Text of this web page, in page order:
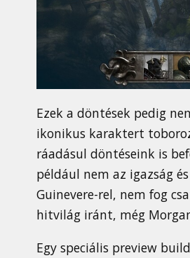
Ezek a döntések pedig
ikonikus karaktert
ráadásul döntéseink is
például nem az igazság
Guinevere-rel, nem fog
hitvilág iránt, még
Egy speciális preview